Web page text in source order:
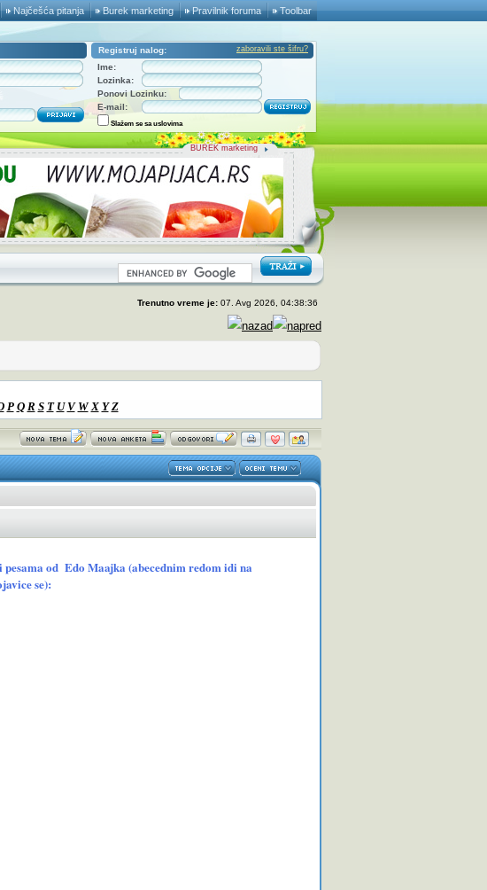
Toolbar
Pravilnik foruma
Burek marketing
Najčešća pitanja
Registruj nalog: zaboravili ste šifru?
Ime:
Lozinka:
Ponovi Lozinku:
E-mail:
Slažem se sa uslovima
BUREK marketing
Trenutno vreme je: 07. Avg 2026, 04:38:36
P Q R S T U V W X Y Z
pesama od Edo Maajka (abecednim redom idi na
se):